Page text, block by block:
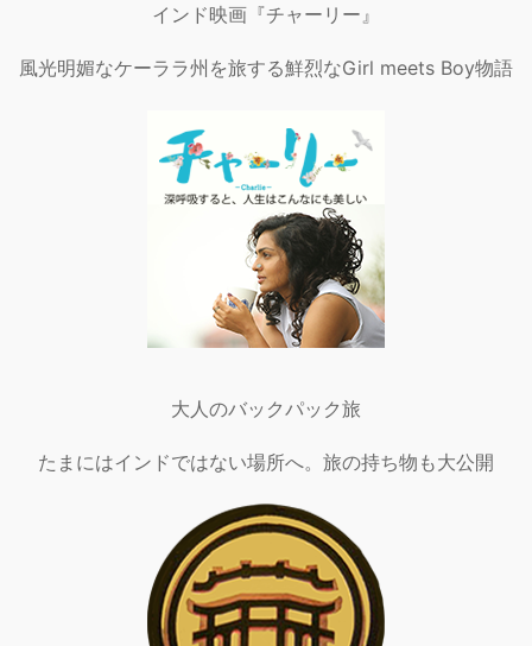
インド映画『チャーリー』
風光明媚なケーララ州を旅する鮮烈なGirl meets Boy物語
大人のバックパック旅
たまにはインドではない場所へ。旅の持ち物も大公開